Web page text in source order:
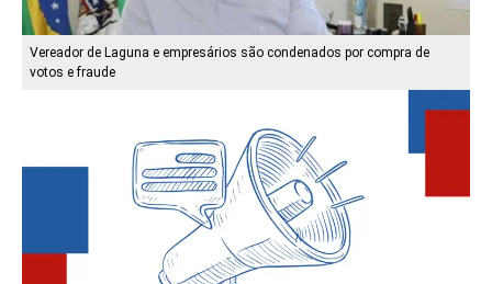
Vereador de Laguna e empresários são condenados por compra de
votos e fraude